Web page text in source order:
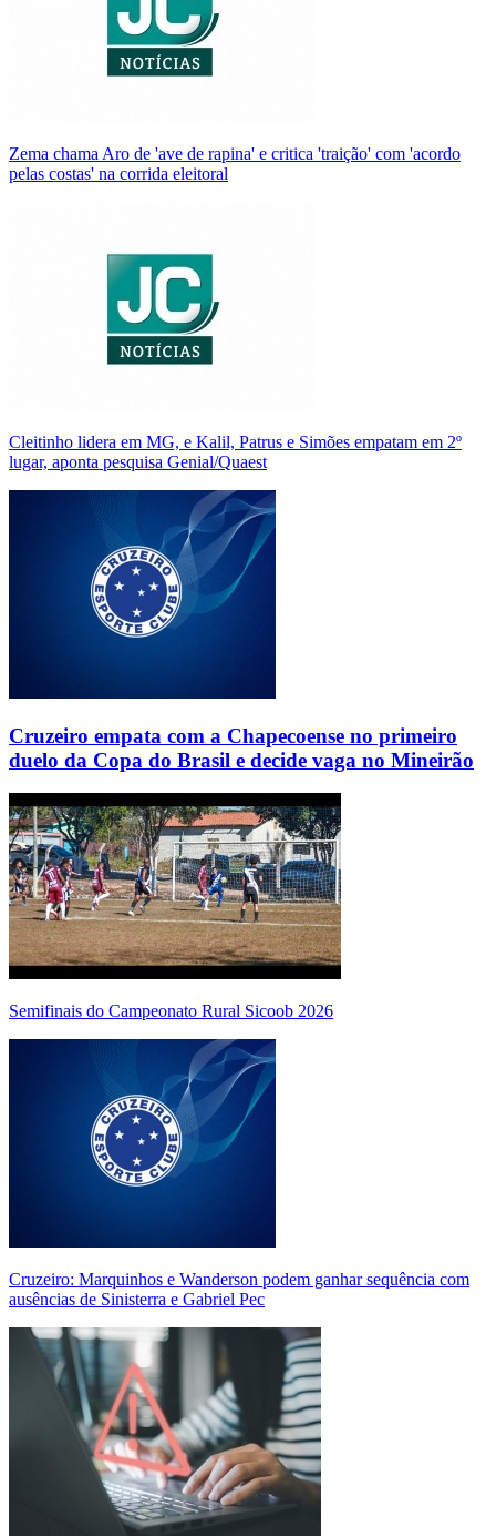
Zema chama Aro de 'ave de rapina' e critica 'traição' com 'acordo
pelas costas' na corrida eleitoral
Cleitinho lidera em MG, e Kalil, Patrus e Simões empatam em 2º
lugar, aponta pesquisa Genial/Quaest
Cruzeiro empata com a Chapecoense no primeiro
duelo da Copa do Brasil e decide vaga no Mineirão
Semifinais do Campeonato Rural Sicoob 2026
Cruzeiro: Marquinhos e Wanderson podem ganhar sequência com
ausências de Sinisterra e Gabriel Pec